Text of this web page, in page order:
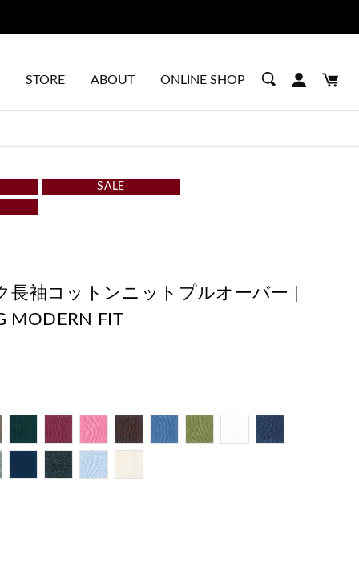
STORE ABOUT ONLINE SHOP
SALE
長袖コットンニットプルオーバー |
MODERN FIT